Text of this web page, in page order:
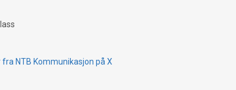
NTB Kommunikasjon på X